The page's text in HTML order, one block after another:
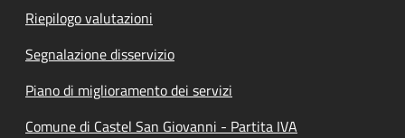
Riepilogo valutazioni
Segnalazione disservizio
Piano di miglioramento dei servizi
Comune di Castel San Giovanni - Partita IVA